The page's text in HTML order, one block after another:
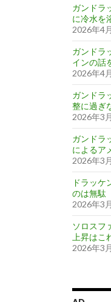
ガンドラ
に冷水を
2026年4
ガンドラ
インの話
2026年4
ガンドラ
整に過ぎ
2026年3
ガンドラ
によるア
2026年3
ドラッケ
のは無駄
2026年3
ソロスフ
上昇はこ
2026年3